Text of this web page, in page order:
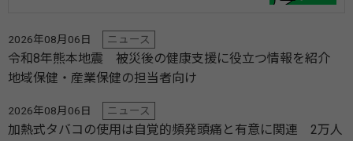
2026年08月06日 ニュース
令和8年熊本地震 被災後の健康支援に役立つ情報を紹介
地域保健・産業保健の担当者向け
2026年08月06日 ニュース
加熱式タバコの使用は自覚的頻発頭痛と有意に関連 2万人